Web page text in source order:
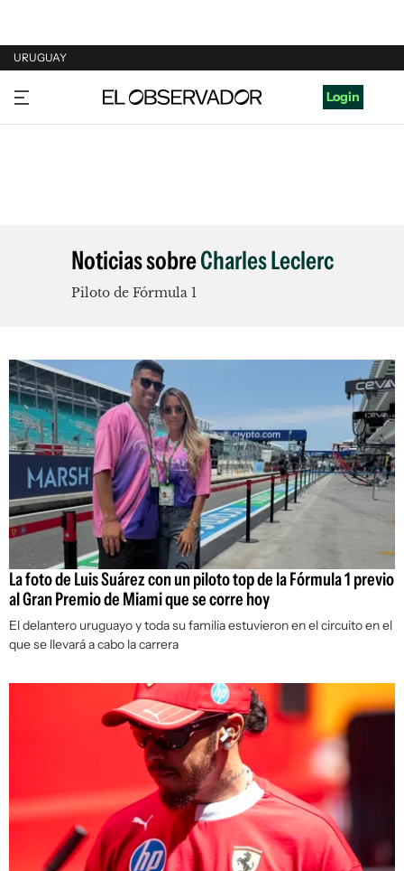
URUGUAY
URUGUAY
ARGENTINA
Login
Noticias sobreCharles Leclerc
Piloto de Fórmula 1
La foto de Luis Suárez con un piloto top de la Fórmula 1 previo
al Gran Premio de Miami que se corre hoy
El delantero uruguayo y toda su familia estuvieron en el circuito en el
que se llevará a cabo la carrera